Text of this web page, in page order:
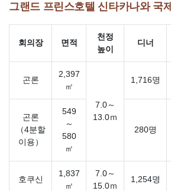
그랜드 프린스호텔 신타카나와 국
회의장 면적
천정
높이
디너
곤론
2,397
㎡
7.0～
13.0ｍ
1,716명
곤론
（4분할
이용）
549
～
580
㎡
280명
호쿠신
1,837
㎡
7.0～
15.0ｍ
1,254명